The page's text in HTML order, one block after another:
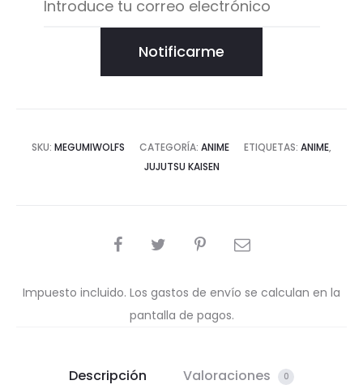
Notificarme
SKU: MEGUMIWOLFS CATEGORÍA: ANIME ETIQUETAS: ANIME,
JUJUTSU KAISEN
COMPARTIR
Impuesto incluido. Los gastos de envío se calculan en la
pantalla de pagos.
Descripción Valoraciones 0